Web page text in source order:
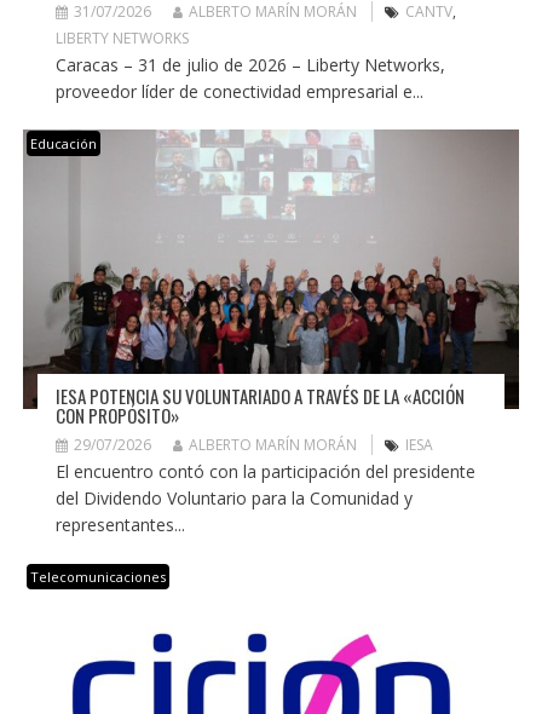
31/07/2026 ALBERTO MARÍN MORÁN CANTV,
LIBERTY NETWORKS
Caracas – 31 de julio de 2026 – Liberty Networks,
proveedor líder de conectividad empresarial e...
Educación
IESA POTENCIA SU VOLUNTARIADO A TRAVÉS DE LA «ACCIÓN
CON PROPÓSITO»
29/07/2026 ALBERTO MARÍN MORÁN IESA
El encuentro contó con la participación del presidente
del Dividendo Voluntario para la Comunidad y
representantes...
Telecomunicaciones